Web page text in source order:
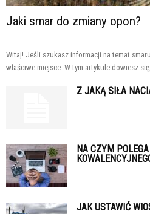
Jaki smar do zmiany opon?
Witaj! Jeśli szukasz informacji na temat
właściwe miejsce. W tym artykule dowiesz
Z JAKĄ SIŁA
NA CZYM
JAK USTAWIĆ